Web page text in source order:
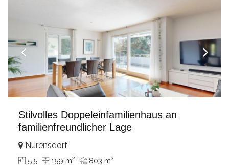
Stilvolles Doppeleinfamilienhaus an
familienfreundlicher Lage
Nürensdorf
5.5 159 m2 803 m2